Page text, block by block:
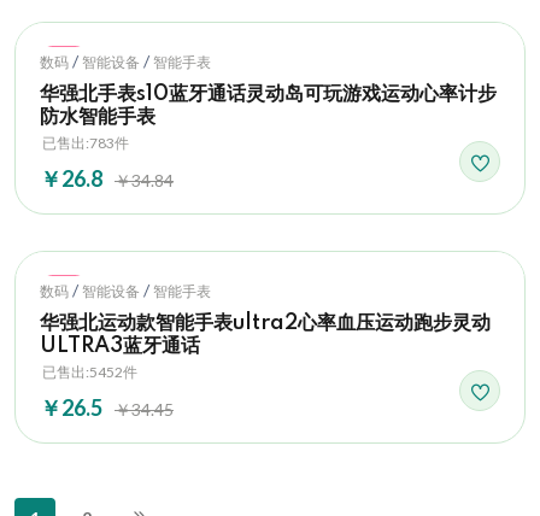
Hot
数码 / 智能设备 / 智能手表
华强北手表s10蓝牙通话灵动岛可玩游戏运动心率计步
防水智能手表
已售出:783件
￥26.8 ￥34.84
Hot
数码 / 智能设备 / 智能手表
华强北运动款智能手表ultra2心率血压运动跑步灵动
ULTRA3蓝牙通话
已售出:5452件
￥26.5 ￥34.45